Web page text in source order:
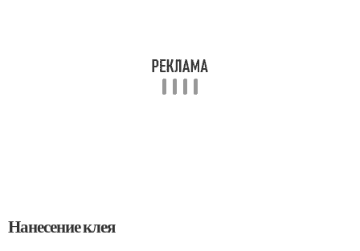
Нанесение клея